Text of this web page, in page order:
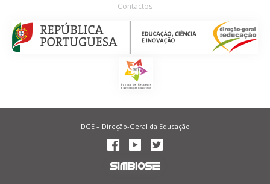
Contactos
DGE – Direção-Geral da Educação